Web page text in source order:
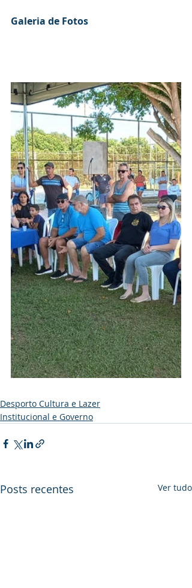
Galeria de Fotos
Desporto Cultura e Lazer
Institucional e Governo
Posts recentes Ver tudo